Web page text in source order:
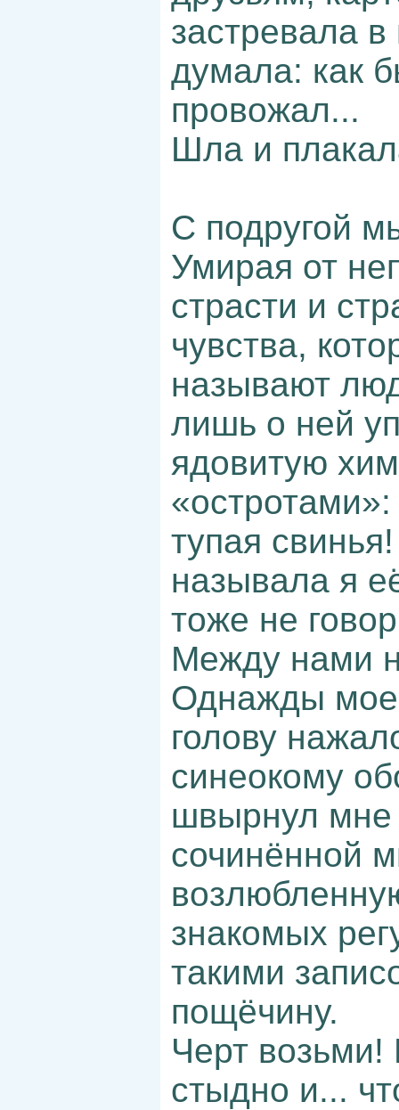
застревала
думала: как
провожал...
Шла и
С подругой
Умирая от
страсти и
чувства,
называют
лишь о ней
ядовитую
тупая
называла я
тоже не
Между нами
Однажды
голову
синеокому
швырнул мне
сочинённой
знакомых
такими
пощёчину.
Черт возьми!
стыдно и...